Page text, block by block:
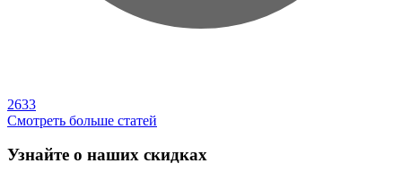
2633
Смотреть больше статей
Узнайте о наших скидках